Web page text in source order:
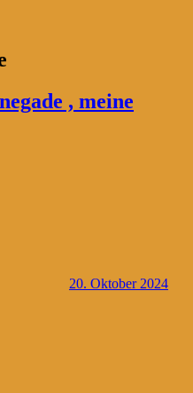
, meine
20. Oktober 2024